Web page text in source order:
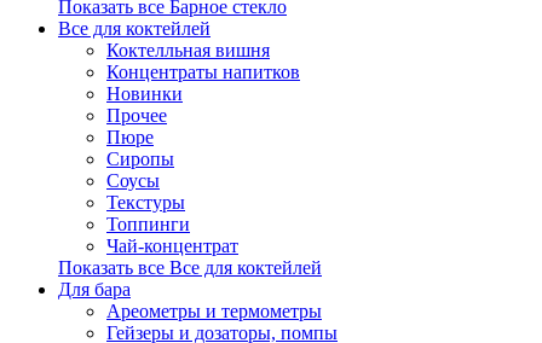
Показать все Барное стекло
Все для коктейлей
Коктелльная вишня
Концентраты напитков
Новинки
Прочее
Пюре
Сиропы
Соусы
Текстуры
Топпинги
Чай-концентрат
Показать все Все для коктейлей
Для бара
Ареометры и термометры
Гейзеры и дозаторы, помпы